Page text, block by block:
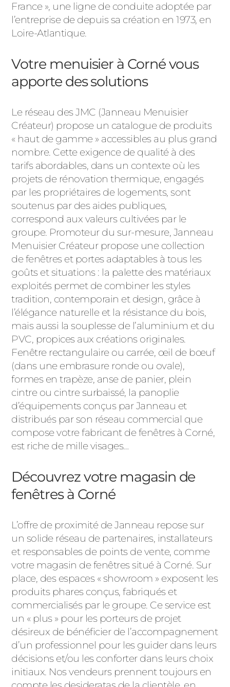
France », une ligne de conduite adoptée par
l’entreprise de depuis sa création en 1973, en
Loire-Atlantique.
Votre menuisier à Corné vous
apporte des solutions
Le réseau des JMC (Janneau Menuisier
Créateur) propose un catalogue de produits
« haut de gamme » accessibles au plus grand
nombre. Cette exigence de qualité à des
tarifs abordables, dans un contexte où les
projets de rénovation thermique, engagés
par les propriétaires de logements, sont
soutenus par des aides publiques,
correspond aux valeurs cultivées par le
groupe. Promoteur du sur-mesure, Janneau
Menuisier Créateur propose une collection
de fenêtres et portes adaptables à tous les
goûts et situations : la palette des matériaux
exploités permet de combiner les styles
tradition, contemporain et design, grâce à
l’élégance naturelle et la résistance du bois,
mais aussi la souplesse de l’aluminium et du
PVC, propices aux créations originales.
Fenêtre rectangulaire ou carrée, œil de bœuf
(dans une embrasure ronde ou ovale),
formes en trapèze, anse de panier, plein
cintre ou cintre surbaissé, la panoplie
d’équipements conçus par Janneau et
distribués par son réseau commercial que
compose votre fabricant de fenêtres à Corné,
est riche de mille visages…
Découvrez votre magasin de
fenêtres à Corné
L’offre de proximité de Janneau repose sur
un solide réseau de partenaires, installateurs
et responsables de points de vente, comme
votre magasin de fenêtres situé à Corné. Sur
place, des espaces « showroom » exposent les
produits phares conçus, fabriqués et
commercialisés par le groupe. Ce service est
un « plus » pour les porteurs de projet
désireux de bénéficier de l’accompagnement
d’un professionnel pour les guider dans leurs
décisions et/ou les conforter dans leurs choix
initiaux. Nos vendeurs prennent toujours en